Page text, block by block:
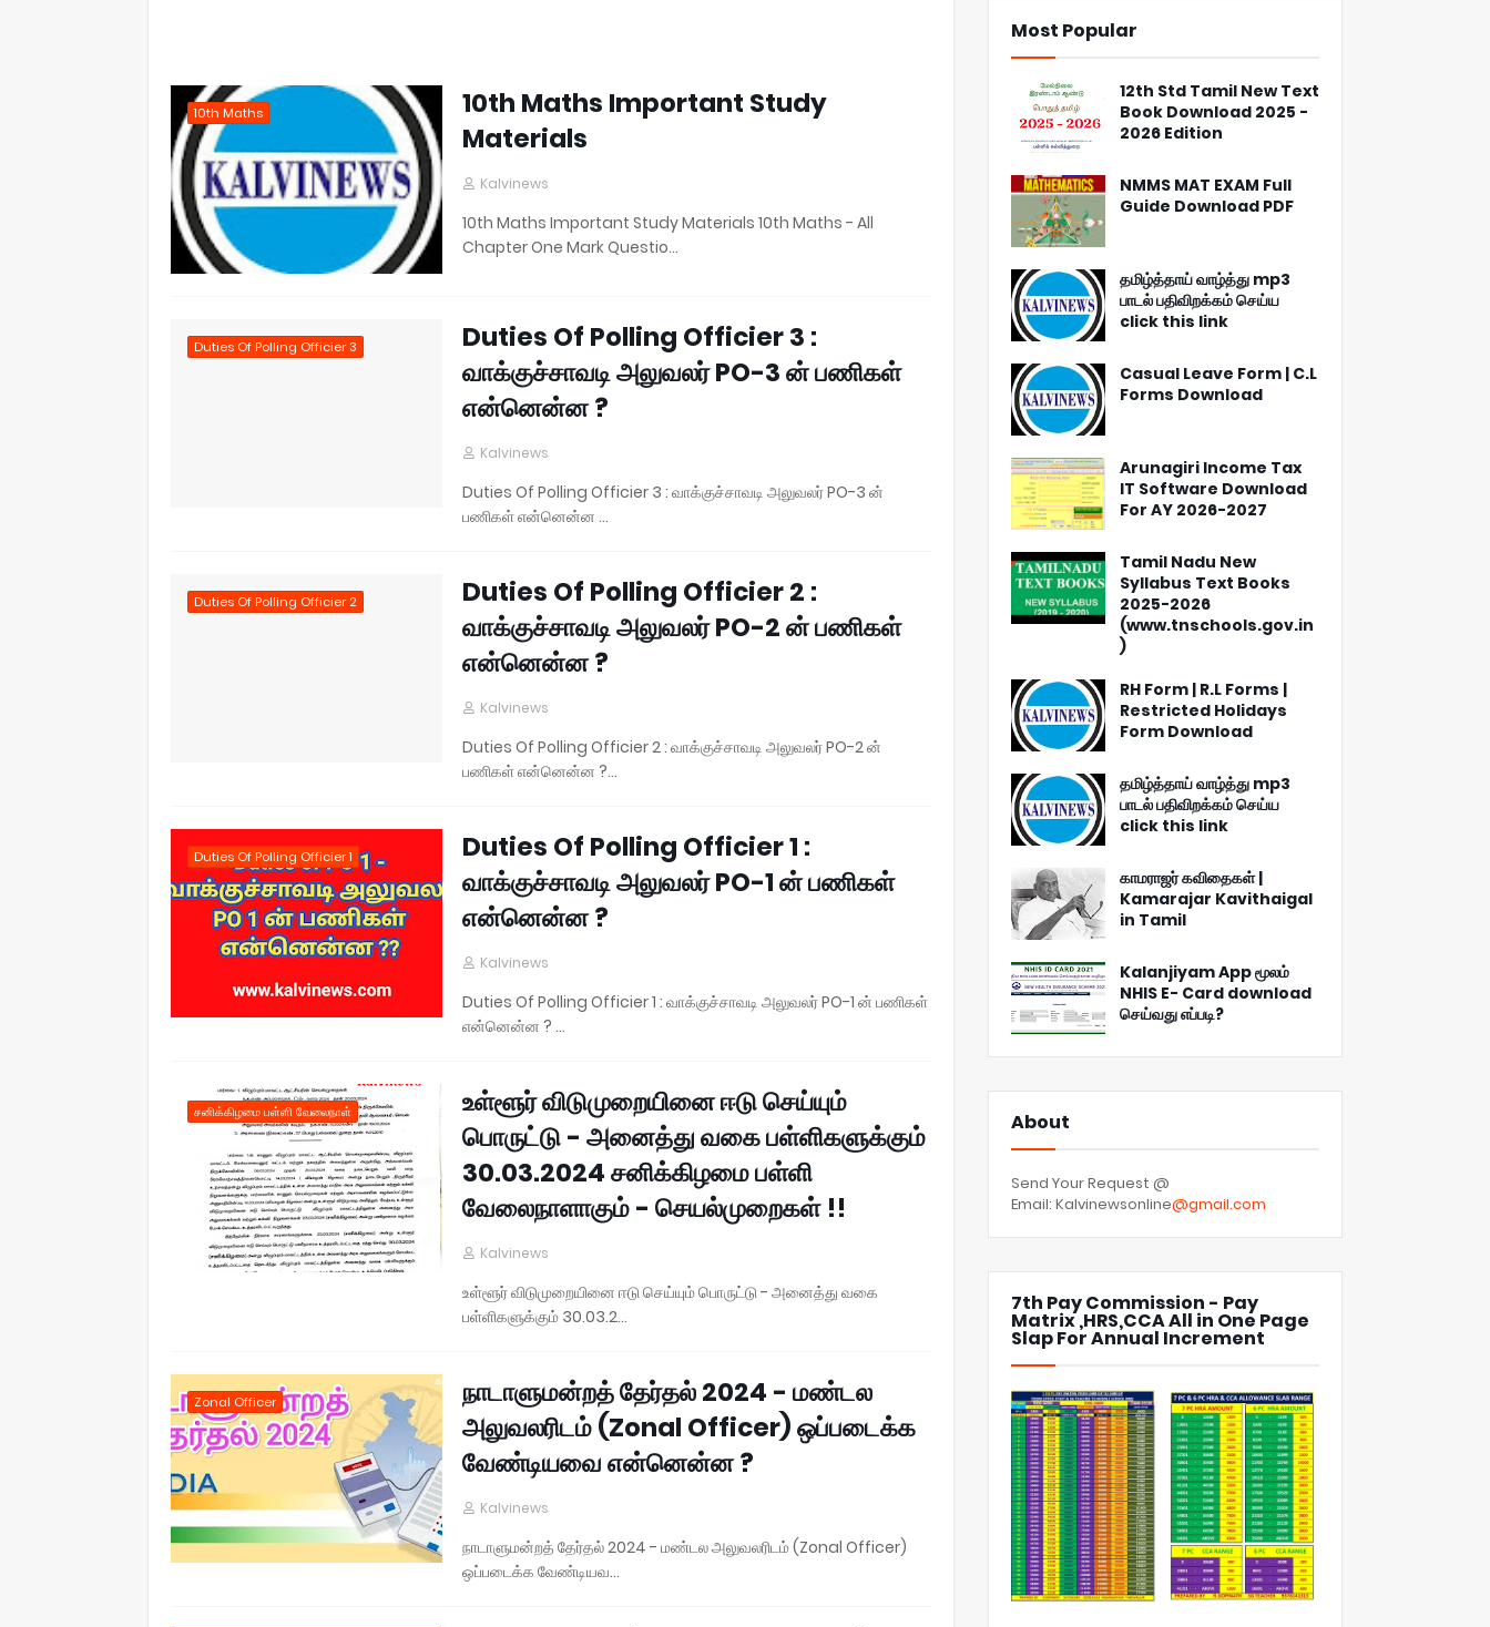
10th Maths
10th Maths Important Study
Materials
Kalvinews
10th Maths Important Study Materials 10th Maths - All
Chapter One Mark Questio…
Duties Of Polling Officier 3
Duties Of Polling Officier 3 :
வாக்குச்சாவடி அலுவலர் PO-3 ன் பணிகள்
என்னென்ன ?
Kalvinews
Duties Of Polling Officier 3 : வாக்குச்சாவடி அலுவலர் PO-3 ன்
பணிகள் என்னென்ன …
Duties Of Polling Officier 2
Duties Of Polling Officier 2 :
வாக்குச்சாவடி அலுவலர் PO-2 ன் பணிகள்
என்னென்ன ?
Kalvinews
Duties Of Polling Officier 2 : வாக்குச்சாவடி அலுவலர் PO-2 ன்
பணிகள் என்னென்ன ?…
Duties Of Polling Officier 1
Duties Of Polling Officier 1 :
வாக்குச்சாவடி அலுவலர் PO-1 ன் பணிகள்
என்னென்ன ?
Kalvinews
Duties Of Polling Officier 1 : வாக்குச்சாவடி அலுவலர் PO-1 ன் பணிகள்
என்னென்ன ? …
சனிக்கிழமை பள்ளி வேலைநாள்
உள்ளூர் விடுமுறையினை ஈடு செய்யும்
பொருட்டு - அனைத்து வகை பள்ளிகளுக்கும்
30.03.2024 சனிக்கிழமை பள்ளி
வேலைநாளாகும் - செயல்முறைகள் !!
Kalvinews
உள்ளூர் விடுமுறையினை ஈடு செய்யும் பொருட்டு - அனைத்து வகை
பள்ளிகளுக்கும் 30.03.2…
Zonal Officer
நாடாளுமன்றத் தேர்தல் 2024 - மண்டல
அலுவலரிடம் (Zonal Officer) ஒப்படைக்க
வேண்டியவை என்னென்ன ?
Kalvinews
நாடாளுமன்றத் தேர்தல் 2024 - மண்டல அலுவலரிடம் (Zonal Officer)
ஒப்படைக்க வேண்டியவ…
Most Popular
12th Std Tamil New Text
Book Download 2025 -
2026 Edition
NMMS MAT EXAM Full
Guide Download PDF
தமிழ்த்தாய் வாழ்த்து mp3
பாடல் பதிவிறக்கம் செய்ய
click this link
Casual Leave Form | C.L
Forms Download
Arunagiri Income Tax
IT Software Download
For AY 2026-2027
Tamil Nadu New
Syllabus Text Books
2025-2026
(www.tnschools.gov.in
)
RH Form | R.L Forms |
Restricted Holidays
Form Download
தமிழ்த்தாய் வாழ்த்து mp3
பாடல் பதிவிறக்கம் செய்ய
click this link
காமராஜர் கவிதைகள் |
Kamarajar Kavithaigal
in Tamil
Kalanjiyam App மூலம்
NHIS E- Card download
செய்வது எப்படி?
About
Send Your Request @
Email: Kalvinewsonline@gmail.com
7th Pay Commission - Pay
Matrix ,HRS,CCA All in One Page
Slap For Annual Increment